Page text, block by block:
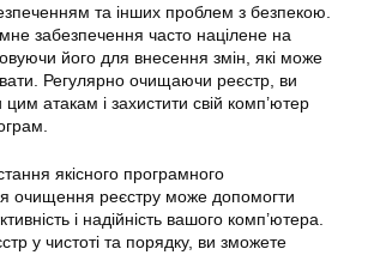
та інших проблем з безпекою.
забезпечення часто націлене на
його для внесення змін, які може
Регулярно очищаючи реєстр, ви
цим атакам і захистити свій комп’ютер
якісного програмного
очищення реєстру може допомогти
і надійність вашого комп’ютера.
у чистоті та порядку, ви зможете